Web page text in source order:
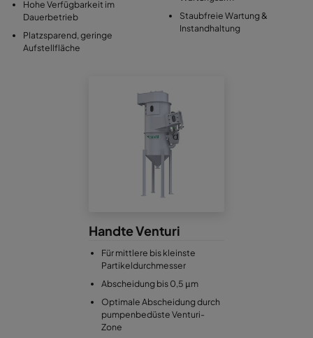
Hohe Verfügbarkeit im
Dauerbetrieb
Platzsparend, geringe
Aufstellfläche
Staubfreie Wartung &
Instandhaltung
Handte Venturi
Für mittlere bis kleinste
Partikeldurchmesser
Abscheidung bis 0,5 μm
Optimale Abscheidung durch
pumpenbedüste Venturi-
Zone